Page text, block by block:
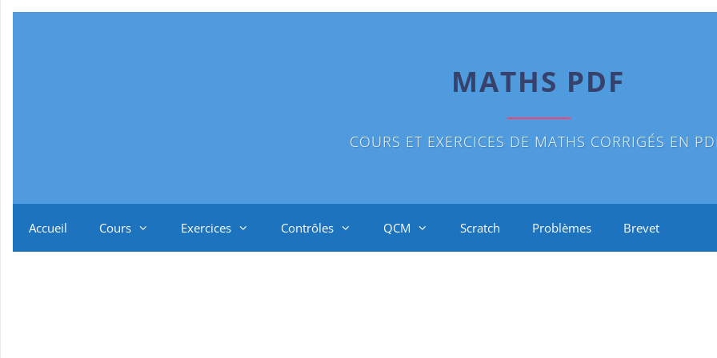
MATHS PDF
COURS ET EXERCICES DE MATHS CORRIGÉS EN
Accueil Cours Exercices Contrôles QCM Scratch Problèmes Brevet